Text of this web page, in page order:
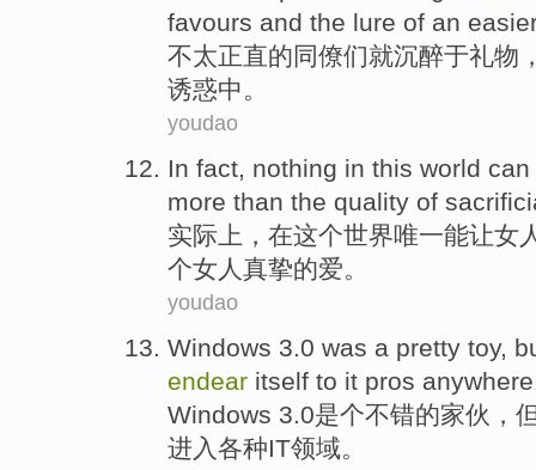
favours and the lure of an
不太正直的同僚们就沉醉于礼物
诱惑中。
youdao
In fact, nothing in this world can
more than the quality of
实际上 ， 在这个世界唯一能让女
个女人 真挚的爱。
youdao
Windows 3.0 was a pretty toy,
endear itself to it pros
Windows 3.0是个不错的家伙 ，
进入各种IT领域。